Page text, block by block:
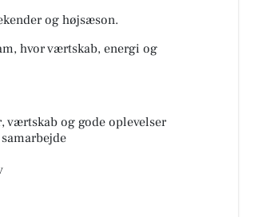
og højsæson.
hvor værtskab, energi og
værtskab og gode oplevelser